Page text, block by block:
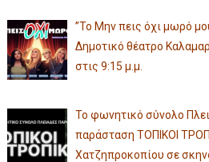
”Το Μην πεις όχι μωρό
Δημοτικό θέατρο
στις 9:15 μ.μ.
Το φωνητικό σύνολο
παράσταση ΤΟΠΙΚΟΙ
Χατζηπροκοπίου σε